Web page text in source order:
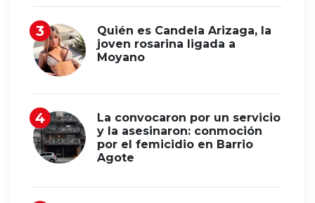
Quién es Candela Arizaga, la
joven rosarina ligada a
Moyano
La convocaron por un servicio
y la asesinaron: conmoción
por el femicidio en Barrio
Agote